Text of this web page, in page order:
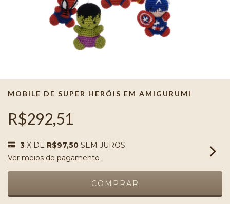
MOBILE DE SUPER HERÓIS EM AMIGURUMI
R$292,51
3 X DE R$97,50 SEM JUROS
Ver meios de pagamento